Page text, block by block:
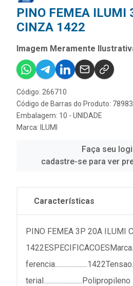
PINO FEMEA ILUMI
CINZA 1422
Imagem Meramente
Código: 266710
Código de Barras do Produto:
Embalagem: 10 - UNIDADE
Marca:
ILUMI
Faça seu
cadastre-se para ver
Características
PINO FEMEA 3P 20A ILUMI
terial.........................Polipropileno